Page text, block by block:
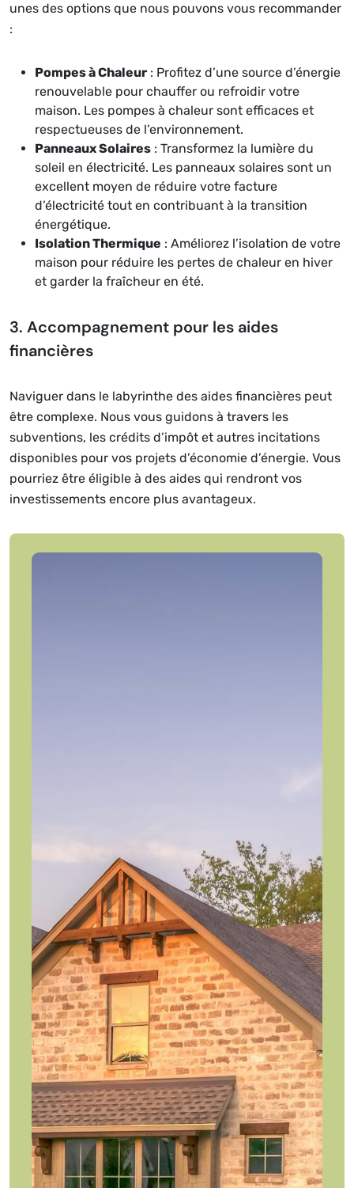
unes des options que nous pouvons vous recommander
:
Pompes à Chaleur : Profitez d’une source d’énergie
renouvelable pour chauffer ou refroidir votre
maison. Les pompes à chaleur sont efficaces et
respectueuses de l’environnement.
Panneaux Solaires : Transformez la lumière du
soleil en électricité. Les panneaux solaires sont un
excellent moyen de réduire votre facture
d’électricité tout en contribuant à la transition
énergétique.
Isolation Thermique : Améliorez l’isolation de votre
maison pour réduire les pertes de chaleur en hiver
et garder la fraîcheur en été.
3. Accompagnement pour les aides
financières
Naviguer dans le labyrinthe des aides financières peut
être complexe. Nous vous guidons à travers les
subventions, les crédits d’impôt et autres incitations
disponibles pour vos projets d’économie d’énergie. Vous
pourriez être éligible à des aides qui rendront vos
investissements encore plus avantageux.